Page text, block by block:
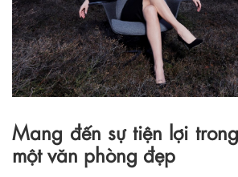
Mang đến sự tiện lợi
một văn phòng đẹp